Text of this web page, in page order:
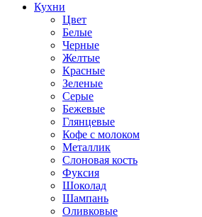
Кухни
Цвет
Белые
Черные
Желтые
Красные
Зеленые
Серые
Бежевые
Глянцевые
Кофе с молоком
Металлик
Слоновая кость
Фуксия
Шоколад
Шампань
Оливковые